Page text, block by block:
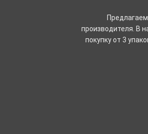
производителя. В
покупку от 3